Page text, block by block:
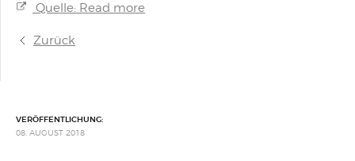
Quelle: Read more
Zurück
VERÖFFENTLICHUNG:
08. AUGUST 2018